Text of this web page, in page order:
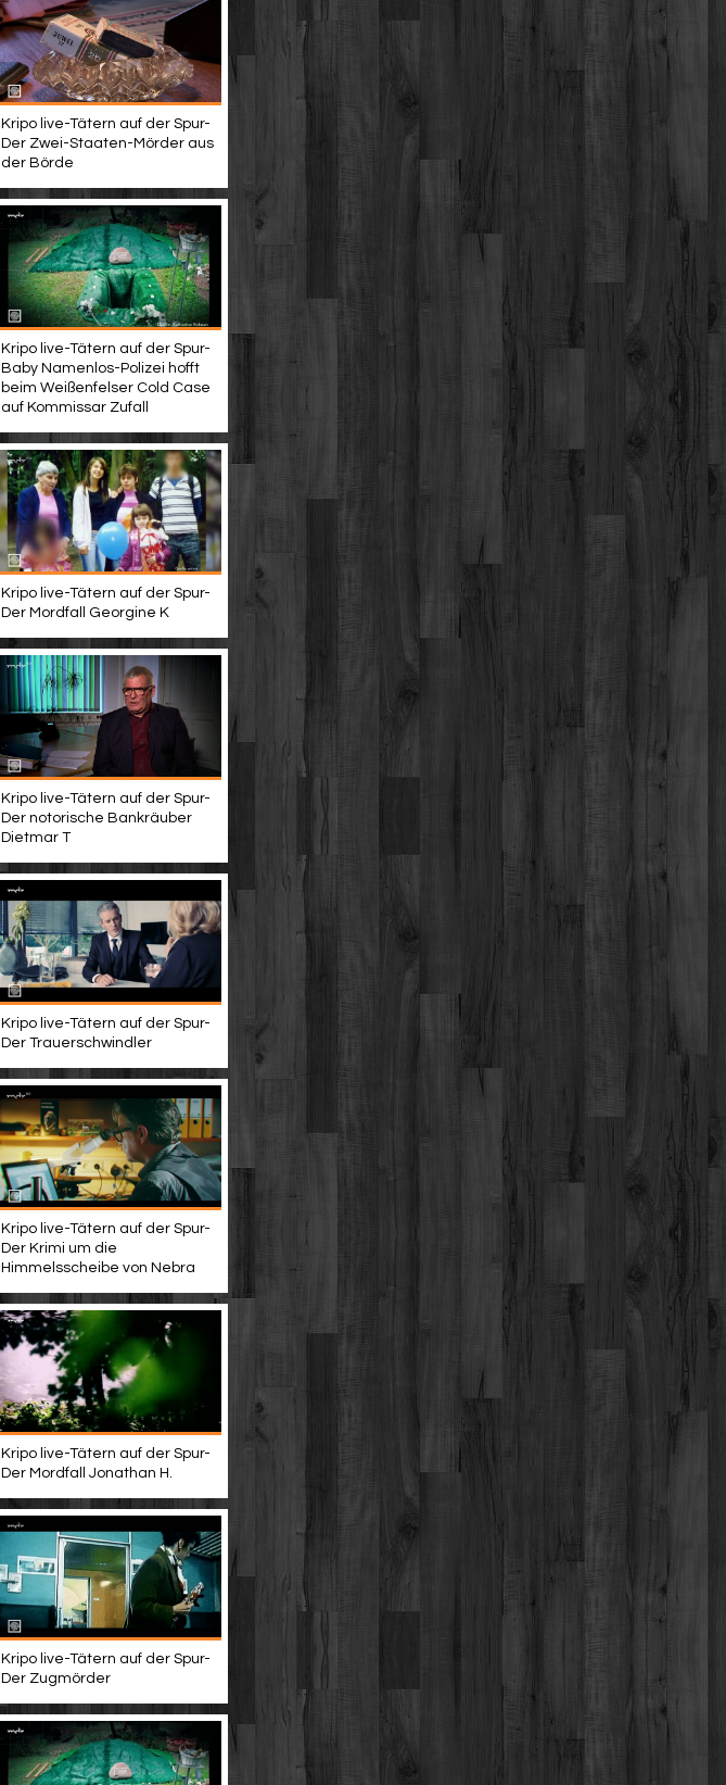
Kripo live-Tätern auf der Spur-
Der Zwei-Staaten-Mörder aus
der Börde
Kripo live-Tätern auf der Spur-
Baby Namenlos-Polizei hofft
beim Weißenfelser Cold Case
auf Kommissar Zufall
Kripo live-Tätern auf der Spur-
Der Mordfall Georgine K
Kripo live-Tätern auf der Spur-
Der notorische Bankräuber
Dietmar T
Kripo live-Tätern auf der Spur-
Der Trauerschwindler
Kripo live-Tätern auf der Spur-
Der Krimi um die
Himmelsscheibe von Nebra
Kripo live-Tätern auf der Spur-
Der Mordfall Jonathan H.
Kripo live-Tätern auf der Spur-
Der Zugmörder